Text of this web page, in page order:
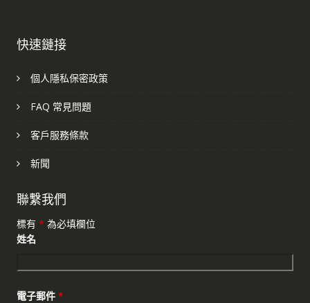
快速鏈接
個人隱私保密政策
FAQ 常見問題
客戶服務條款
新聞
聯繫我們
標有 * 為必填欄位
姓名
電子郵件 *